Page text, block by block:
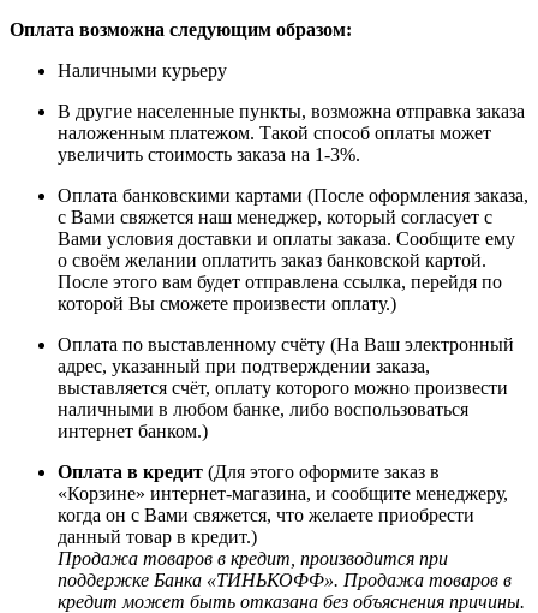
Оплата возможна следующим образом:
Наличными курьеру
В другие населенные пункты, возможна отправка заказа
наложенным платежом. Такой способ оплаты может
увеличить стоимость заказа на 1-3%.
Оплата банковскими картами (После оформления заказа,
с Вами свяжется наш менеджер, который согласует с
Вами условия доставки и оплаты заказа. Сообщите ему
о своём желании оплатить заказ банковской картой.
После этого вам будет отправлена ссылка, перейдя по
которой Вы сможете произвести оплату.)
Оплата по выставленному счёту (На Ваш электронный
адрес, указанный при подтверждении заказа,
выставляется счёт, оплату которого можно произвести
наличными в любом банке, либо воспользоваться
интернет банком.)
Оплата в кредит (Для этого оформите заказ в
«Корзине» интернет-магазина, и сообщите менеджеру,
когда он с Вами свяжется, что желаете приобрести
данный товар в кредит.)
Продажа товаров в кредит, производится при
поддержке Банка «ТИНЬКОФФ». Продажа товаров в
кредит может быть отказана без объяснения причины.